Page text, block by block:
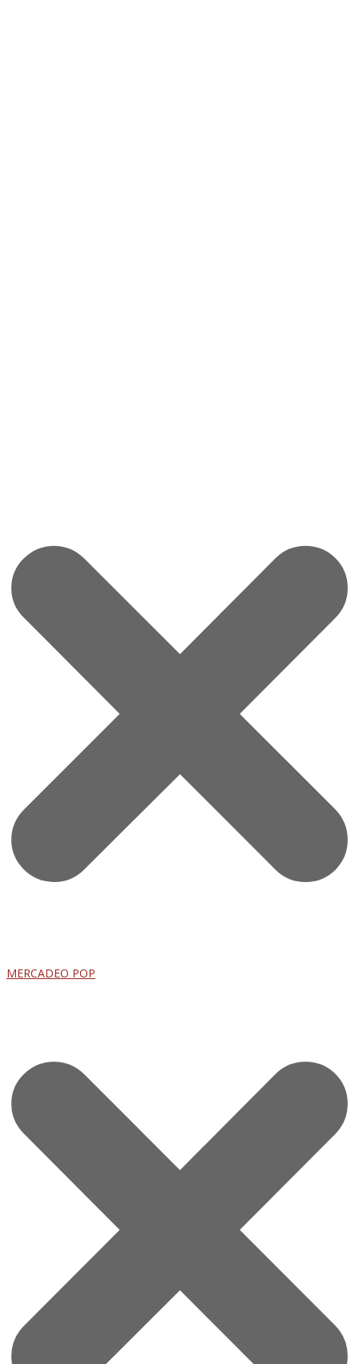
MERCADEO POP